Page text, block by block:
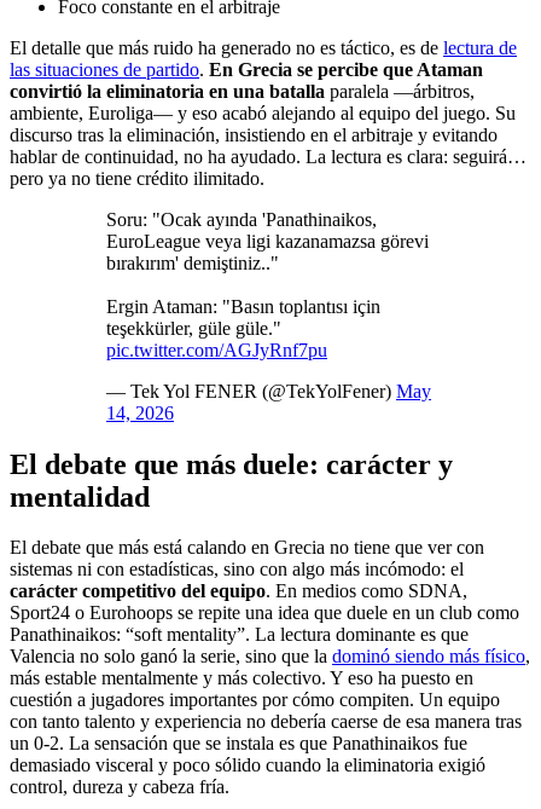
Foco constante en el arbitraje
El detalle que más ruido ha generado no es táctico, es de lectura de
las situaciones de partido. En Grecia se percibe que Ataman
convirtió la eliminatoria en una batalla paralela —árbitros,
ambiente, Euroliga— y eso acabó alejando al equipo del juego. Su
discurso tras la eliminación, insistiendo en el arbitraje y evitando
hablar de continuidad, no ha ayudado. La lectura es clara: seguirá…
pero ya no tiene crédito ilimitado.
Soru: "Ocak ayında 'Panathinaikos,
EuroLeague veya ligi kazanamazsa görevi
bırakırım' demiştiniz.."
Ergin Ataman: "Basın toplantısı için
teşekkürler, güle güle."
pic.twitter.com/AGJyRnf7pu
— Tek Yol FENER (@TekYolFener) May
14, 2026
El debate que más duele: carácter y
mentalidad
El debate que más está calando en Grecia no tiene que ver con
sistemas ni con estadísticas, sino con algo más incómodo: el
carácter competitivo del equipo. En medios como SDNA,
Sport24 o Eurohoops se repite una idea que duele en un club como
Panathinaikos: “soft mentality”. La lectura dominante es que
Valencia no solo ganó la serie, sino que la dominó siendo más físico,
más estable mentalmente y más colectivo. Y eso ha puesto en
cuestión a jugadores importantes por cómo compiten. Un equipo
con tanto talento y experiencia no debería caerse de esa manera tras
un 0-2. La sensación que se instala es que Panathinaikos fue
demasiado visceral y poco sólido cuando la eliminatoria exigió
control, dureza y cabeza fría.